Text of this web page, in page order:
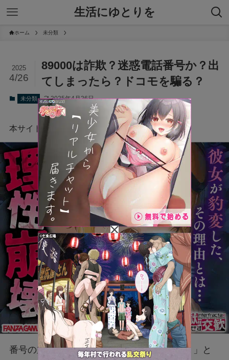
生活にゆとりを
ホーム 未分類
89000は詐欺？迷惑電話番号か？出
てしまったら？ドコモを騙る？
2025
4/26
未分類 2025年4月26日
本サイトにはプロモーションが含まれています。
番号の並び的には、ちょっと「郵便番号？？」と